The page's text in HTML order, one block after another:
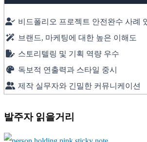
비드폴리오 프로젝트 안전완수 사례
브랜드, 마케팅에 대한 높은 이해도
스토리텔링 및 기획 역량 우수
독보적 연출력과 스타일 중시
제작 실무자와 긴밀한 커뮤니케이션
발주자 읽을거리